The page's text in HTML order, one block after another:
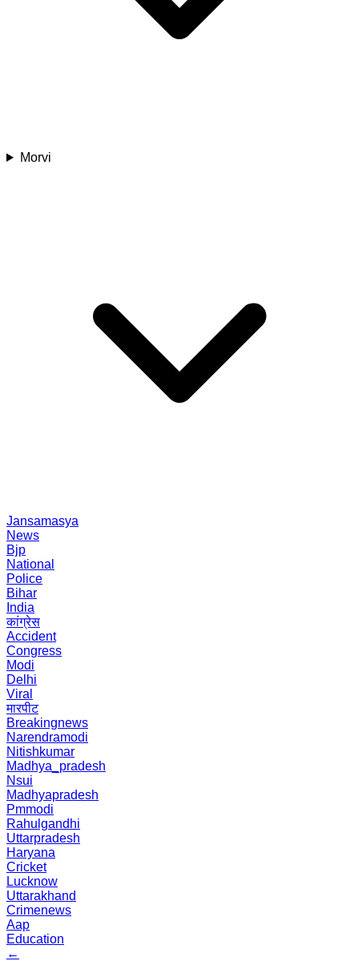
Morvi
Jansamasya
News
Bjp
National
Police
Bihar
India
कांग्रेस
Accident
Congress
Modi
Delhi
Viral
मारपीट
Breakingnews
Narendramodi
Nitishkumar
Madhya_pradesh
Nsui
Madhyapradesh
Pmmodi
Rahulgandhi
Uttarpradesh
Haryana
Cricket
Lucknow
Uttarakhand
Crimenews
Aap
Education
←